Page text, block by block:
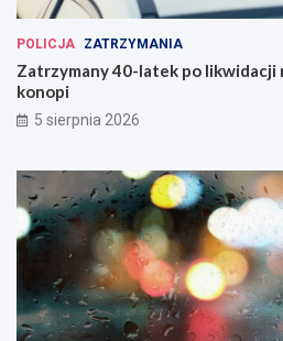
POLICJA ZATRZYMANIA
Zatrzymany 40-latek po
konopi
5 sierpnia 2026